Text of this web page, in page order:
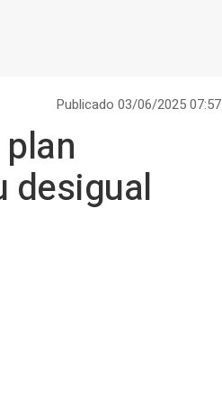
Publicado 03/06/2025 07:57
desigual